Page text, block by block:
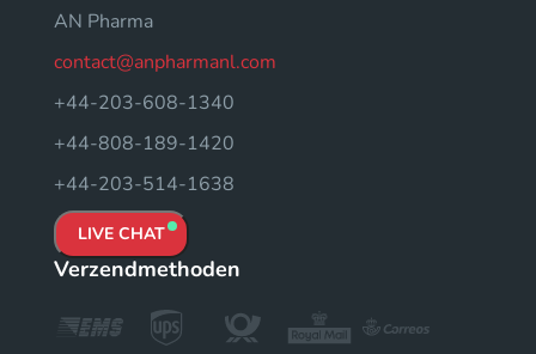
AN Pharma
contact@anpharmanl.com
+44-203-608-1340
+44-808-189-1420
+44-203-514-1638
LIVE CHAT
Verzendmethoden